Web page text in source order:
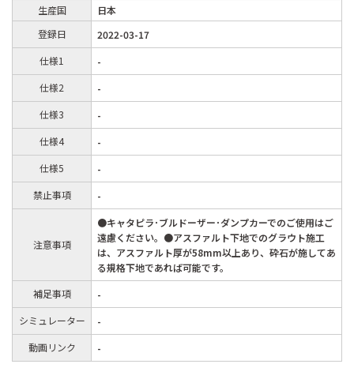
生産国
日本
登録日
2022-03-17
仕様1
-
仕様2
-
仕様3
-
仕様4
-
仕様5
-
禁止事項
-
注意事項
●キャタピラ･ブルドーザー･ダンプカーでのご使用はご
遠慮ください。●アスファルト下地でのグラウト施工
は、アスファルト厚が58mm以上あり、砕石が施してあ
る規格下地であれば可能です。
補足事項
-
シミュレーター
-
動画リンク
-